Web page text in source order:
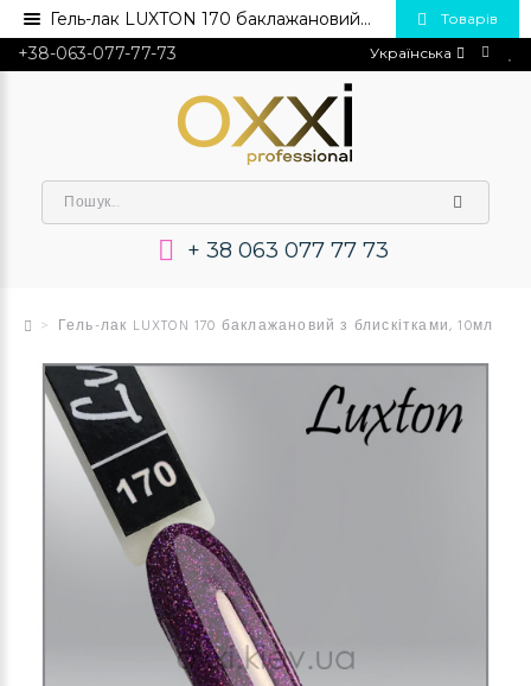
+38-063-077-77-73 Українська
+ 38 063 077 77 73
Товарів
Гель-лак LUXTON 170 баклажановий з блискітками, 10мл
Гель-лак LUXTON 170 баклажановий з блискітками, 10мл💅 Купити в Україні опт та роздріб